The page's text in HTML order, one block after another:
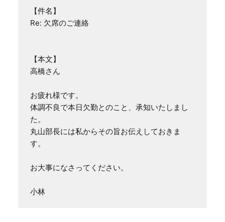
【件名】
Re: 欠席のご連絡
【本文】
高橋さん
お疲れ様です。
体調不良で本日欠勤とのこと、承知いたしまし
た。
丸山部長には私からその旨お伝えしておきま
す。
お大事になさってください。
小林